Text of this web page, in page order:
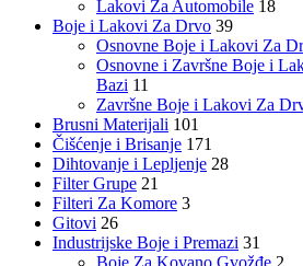
Lakovi Za Automobile 18
Boje i Lakovi Za Drvo 39
Osnovne Boje i Lakovi Za
Osnovne i Završne Boje i
Bazi 11
Završne Boje i Lakovi Za
Brusni Materijali 101
Čišćenje i Brisanje 171
Dihtovanje i Lepljenje 28
Filter Grupe 21
Filteri Za Komore 3
Gitovi 26
Industrijske Boje i Premazi 31
Boje Za Kovano Gvožđe 2